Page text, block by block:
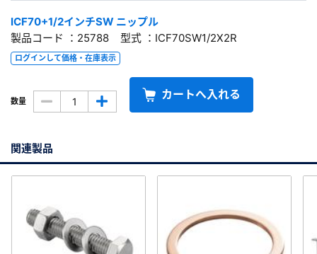
ICF70+1/2インチSW ニップル
製品コード ：25788 型式 ：ICF70SW1/2X2R
ログインして価格・在庫表示
数量 カートへ入れる
関連製品